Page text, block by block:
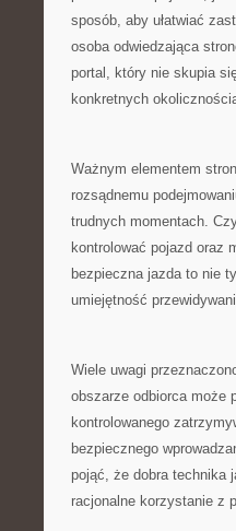
sposób, aby ułatwiać
osoba odwiedzająca
portal, który nie skupia
konkretnych
Ważnym elementem
rozsądnemu
trudnych momentach.
kontrolować pojazd oraz
bezpieczna jazda to nie
umiejętność
Wiele uwagi
obszarze odbiorca może
kontrolowanego
bezpiecznego
pojąć, że dobra technika
racjonalne korzystanie z